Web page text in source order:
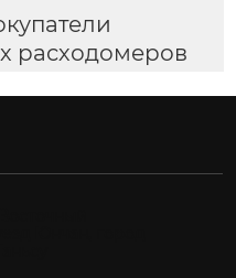
расходомеров